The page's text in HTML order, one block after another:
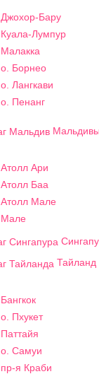
Джохор-Бару
Куала-Лумпур
Малакка
о. Борнео
о. Лангкави
о. Пенанг
Мальдивы
Атолл Ари
Атолл Баа
Атолл Мале
Мале
Тайланд
Бангкок
о. Пхукет
Паттайя
о. Самуи
пр-я Краби